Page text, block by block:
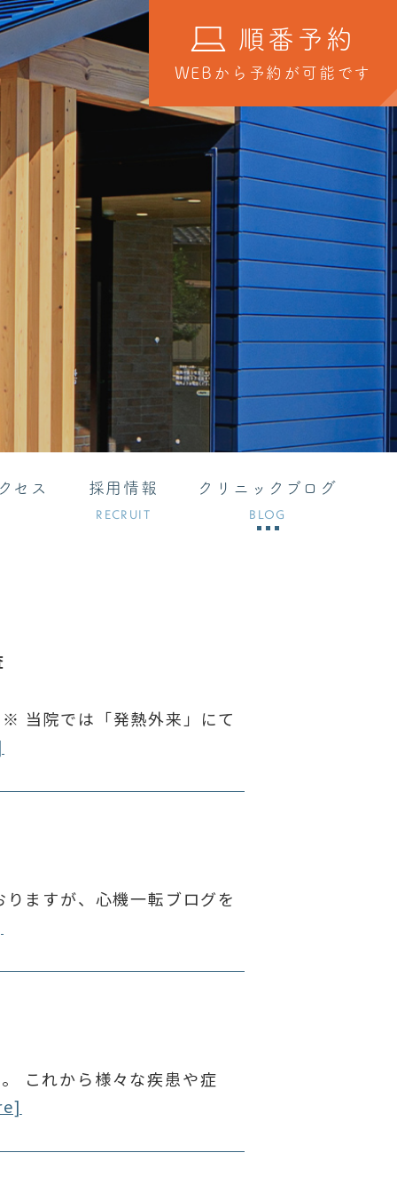
順番予約
WEBから予約が可能です
セス
採用情報
RECRUIT
クリニックブログ
BLOG
当院では「発熱外来」にて
ますが、心機一転ブログを
これから様々な疾患や症